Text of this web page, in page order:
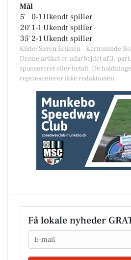
Mål
5' 0-1Ukendt spiller
20'1-1 Ukendt spiller
35'2-1Ukendt spiller
Kilde: Søren Eriksen - Kerteminde
Denne artikel er udarbejdet af 3.
sponsoreret eller betalt. De
repræsenterer ikke redaktionen.
Få lokale nyheder
Email